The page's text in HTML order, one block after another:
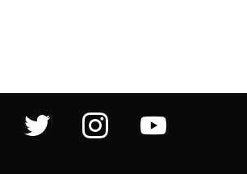
twitter instagram youtube